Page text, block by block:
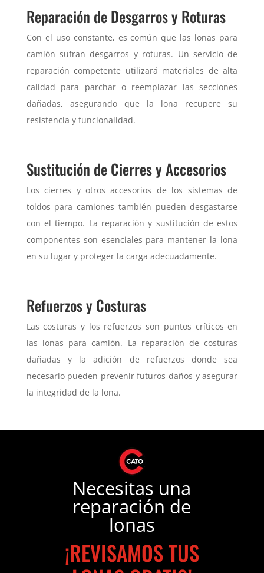
Reparación de Desgarros y Roturas
Con el uso constante, es común que las lonas para
camión sufran desgarros y roturas. Un servicio de
reparación competente utilizará materiales de alta
calidad para parchar o reemplazar las secciones
dañadas, asegurando que la lona recupere su
resistencia y funcionalidad.
Sustitución de Cierres y Accesorios
Los cierres y otros accesorios de los sistemas de
toldos para camiones también pueden desgastarse
con el tiempo. La reparación y sustitución de estos
componentes son esenciales para mantener la lona
en su lugar y proteger la carga adecuadamente.
Refuerzos y Costuras
Las costuras y los refuerzos son puntos críticos en
las lonas para camión. La reparación de costuras
dañadas y la adición de refuerzos donde sea
necesario pueden prevenir futuros daños y asegurar
la integridad de la lona.
Necesitas una
reparación de
lonas
¡REVISAMOS TUS